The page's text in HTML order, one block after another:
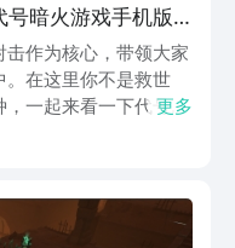
暗火游戏手机版
作为核心，带领大家
在这里你不是救世
一起来看一下代号暗
链接，等到游戏上线
更多